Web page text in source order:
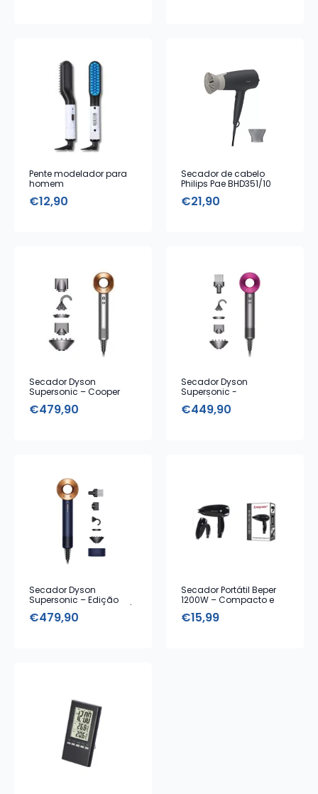
Pente modelador para
homem
€12,90
Secador de cabelo
Philips Pae BHD351/10
€21,90
Secador Dyson
Supersonic – Cooper
€479,90
Secador Dyson
Supersonic -
acessórios
€449,90
Secador Dyson
Supersonic – Edição
Cooper com Caixa de
€479,90
Secador Portátil Beper
1200W – Compacto e
€15,99